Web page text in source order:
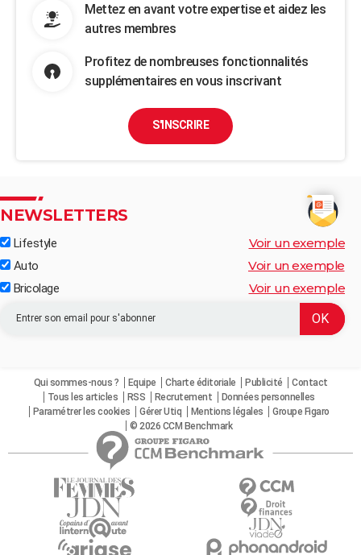
Mettez en avant votre expertise et aidez les
autres membres
Profitez de nombreuses fonctionnalités
supplémentaires en vous inscrivant
S'INSCRIRE
NEWSLETTERS
Lifestyle Voir un exemple
Auto Voir un exemple
Bricolage Voir un exemple
Qui sommes-nous ? Equipe Charte éditoriale Publicité
Contact
Tous les articles
RSS Recrutement
Données personnelles
Paramétrer les cookies
Gérer Utiq Mentions légales
Groupe Figaro
© 2026 CCM Benchmark